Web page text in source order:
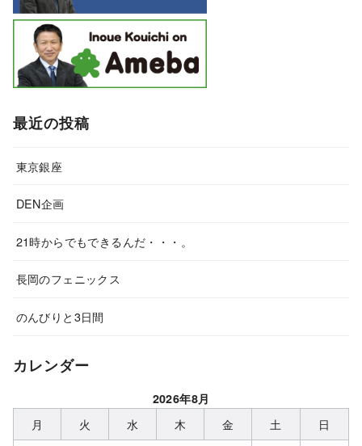
最近の投稿
東京銀座
DEN企画
21時からでもできるんだ・・・。
長岡のフェニックス
のんびりと3日間
カレンダー
2026年8月
月 火 水 木 金 土
日